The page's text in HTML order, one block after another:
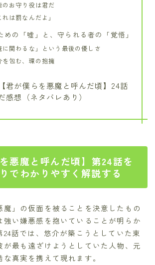
のお守り役は君だ
れは罰なんだよ」
めの「嘘」と、守られる者の「覚悟」
に関わるな」という最後の優しさ
を包む、環の抱擁
君が僕らを悪魔と呼んだ頃】24話
感想（ネタバレあり）
を悪魔と呼んだ頃】第24話を
でわかりやすく解説する
魔」の仮面を被ることを決意したもの
強い嫌悪感を抱いていることが明らか
24話では、悠介が築こうとしていた束
が最も遠ざけようとしていた人物、元
真実を携えて現れます。